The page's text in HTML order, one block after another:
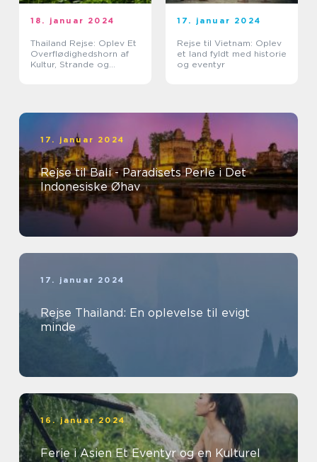
18. januar 2024
Thailand Rejse: Oplev Et
Overflødighedshorn af
Kultur, Strande og
17. januar 2024
Rejse til Vietnam: Oplev
et land fyldt med historie
og eventyr
17. januar 2024
Rejse til Bali - Paradisets Perle i Det
Indonesiske Øhav
17. januar 2024
Rejse Thailand: En oplevelse til evigt
minde
16. januar 2024
Ferie i Asien Et Eventyr og en Kulturel